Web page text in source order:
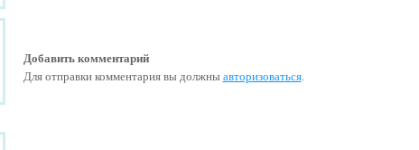
Добавить комментарий
Для отправки комментария вы должны авторизоваться.